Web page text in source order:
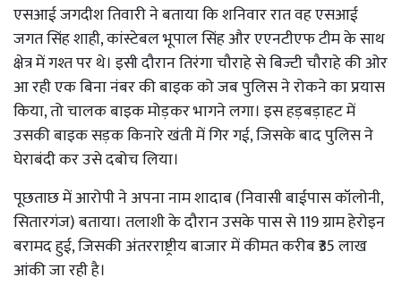
एसआई जगदीश तिवारी ने बताया कि शनिवार रात वह एसआई
जगत सिंह शाही, कांस्टेबल भूपाल सिंह और एएनटीएफ टीम के साथ
क्षेत्र में गश्त पर थे। इसी दौरान तिरंगा चौराहे से बिज्टी चौराहे की ओर
आ रही एक बिना नंबर की बाइक को जब पुलिस ने रोकने का प्रयास
किया, तो चालक बाइक मोड़कर भागने लगा। इस हड़बड़ाहट में
उसकी बाइक सड़क किनारे खंती में गिर गई, जिसके बाद पुलिस ने
घेराबंदी कर उसे दबोच लिया।
पूछताछ में आरोपी ने अपना नाम शादाब (निवासी बाईपास कॉलोनी,
सितारगंज) बताया। तलाशी के दौरान उसके पास से 119 ग्राम हेरोइन
बरामद हुई, जिसकी अंतरराष्ट्रीय बाजार में कीमत करीब ₹35 लाख
आंकी जा रही है।